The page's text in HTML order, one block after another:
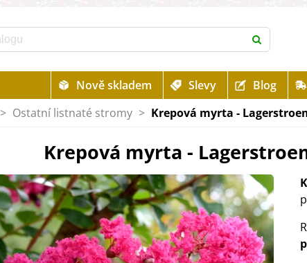
Nově skladem Slevy Blog
> Ostatní listnaté stromy > Krepová myrta -
Krepová myrta -